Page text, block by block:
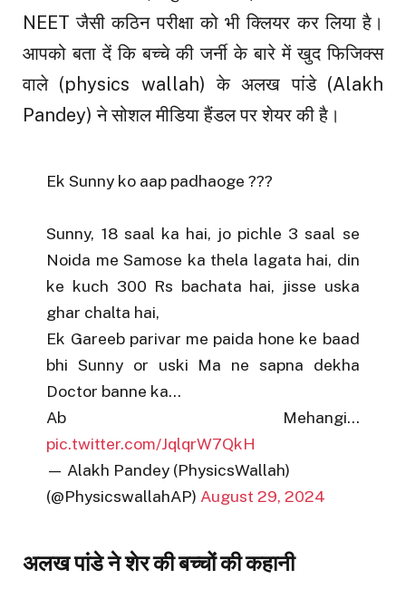
NEET जैसी कठिन परीक्षा को भी क्लियर कर लिया है।
आपको बता दें कि बच्चे की जर्नी के बारे में खुद फिजिक्स
वाले (physics wallah) के अलख पांडे (Alakh
Pandey) ने सोशल मीडिया हैंडल पर शेयर की है।
Ek Sunny ko aap padhaoge ???
Sunny, 18 saal ka hai, jo pichle 3 saal se
Noida me Samose ka thela lagata hai, din
ke kuch 300 Rs bachata hai, jisse uska
ghar chalta hai,
Ek Gareeb parivar me paida hone ke baad
bhi Sunny or uski Ma ne sapna dekha
Doctor banne ka…
Ab Mehangi…
pic.twitter.com/JqlqrW7QkH
— Alakh Pandey (PhysicsWallah)
(@PhysicswallahAP) August 29, 2024
अलख पांडे ने शेर की बच्चों की कहानी